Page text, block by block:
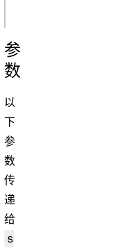
参
数
以
下
参
数
传
递
给
s